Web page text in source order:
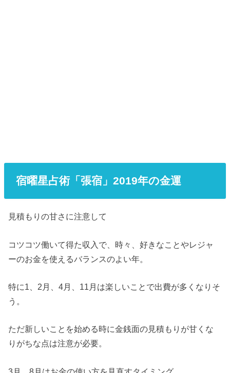
宿曜星占術「張宿」2019年の金運
見積もりの甘さに注意して
コツコツ働いて得た収入で、時々、好きなことやレジャ
ーのお金を使えるバランスのよい年。
特に1、2月、4月、11月は楽しいことで出費が多くなりそ
う。
ただ新しいことを始める時に金銭面の見積もりが甘くな
りがちな点は注意が必要。